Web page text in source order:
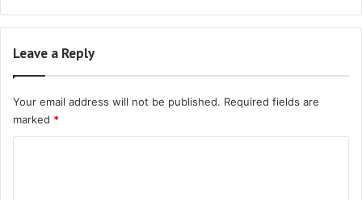
Leave a Reply
Your email address will not be published. Required fields are
marked *